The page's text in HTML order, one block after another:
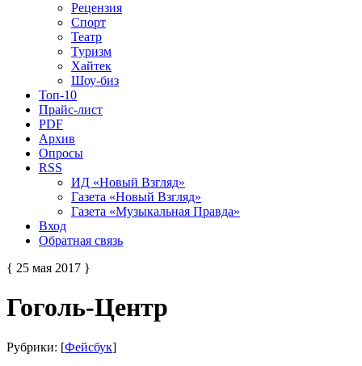
Рецензия
Спорт
Театр
Туризм
Хайтек
Шоу-биз
Топ-10
Прайс-лист
PDF
Архив
Опросы
RSS
ИД «Новый Взгляд»
Газета «Новый Взгляд»
Газета «Музыкальная Правда»
Вход
Обратная связь
{ 25 мая 2017 }
Гоголь-Центр
Рубрики: [Фейсбук]